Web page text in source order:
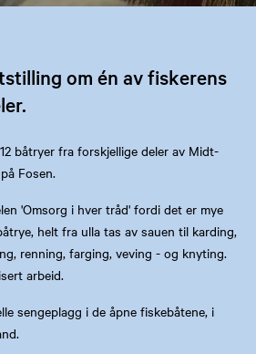
om én av fiskerens
båtryer fra forskjellige deler av Midt-
Fosen.
'Omsorg i hver tråd' fordi det er mye
helt fra ulla tas av sauen til karding,
renning, farging, veving - og knyting.
arbeid.
sengeplagg i de åpne fiskebåtene, i